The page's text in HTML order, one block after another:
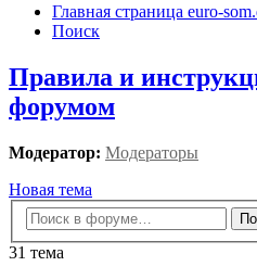
Главная страница euro-
Поиск
Правила и
форумом
Модератор: Модераторы
Новая тема
31 тема